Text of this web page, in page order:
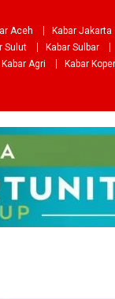
Aceh
Kabar Jakarta
Sulut Kabar Sulbar
Kabar Agri
Kabar